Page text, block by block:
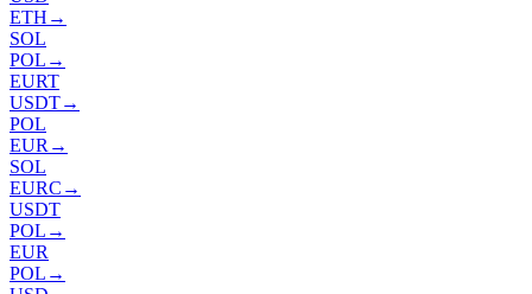
ETH →
SOL
POL →
EURT
USDT→
POL
EUR →
SOL
EURC →
USDT
POL →
EUR
POL →